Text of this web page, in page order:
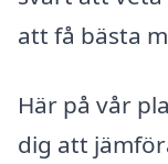
att få bästa
Här på vår
dig att